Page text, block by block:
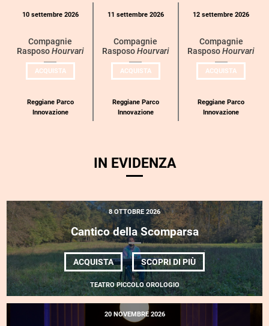
categoria
10 settembre 2026
Compagnie
RasposoHourvari
ACQUISTAUN
BIGLIETTO
Reggiane Parco
Innovazione
11 settembre 2026
Compagnie
RasposoHourvari
ACQUISTAUN
BIGLIETTO
Reggiane Parco
Innovazione
12 settembre 2026
Compagnie
RasposoHourvari
ACQUISTAUN
BIGLIETTO
Reggiane Parco
Innovazione
IN EVIDENZA
8 OTTOBRE 2026
Cantico della Scomparsa
ACQUISTA SCOPRI DI PIÙDI
CANTICO
DELLA
SCOMPARSA
TEATRO PICCOLO OROLOGIO
20 NOVEMBRE 2026